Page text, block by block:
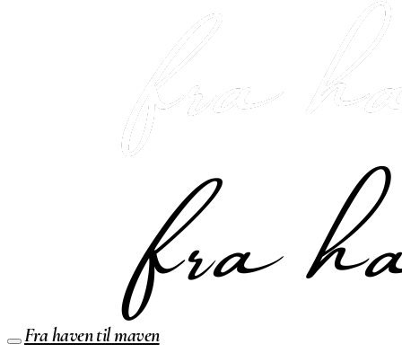
Fra haven til maven